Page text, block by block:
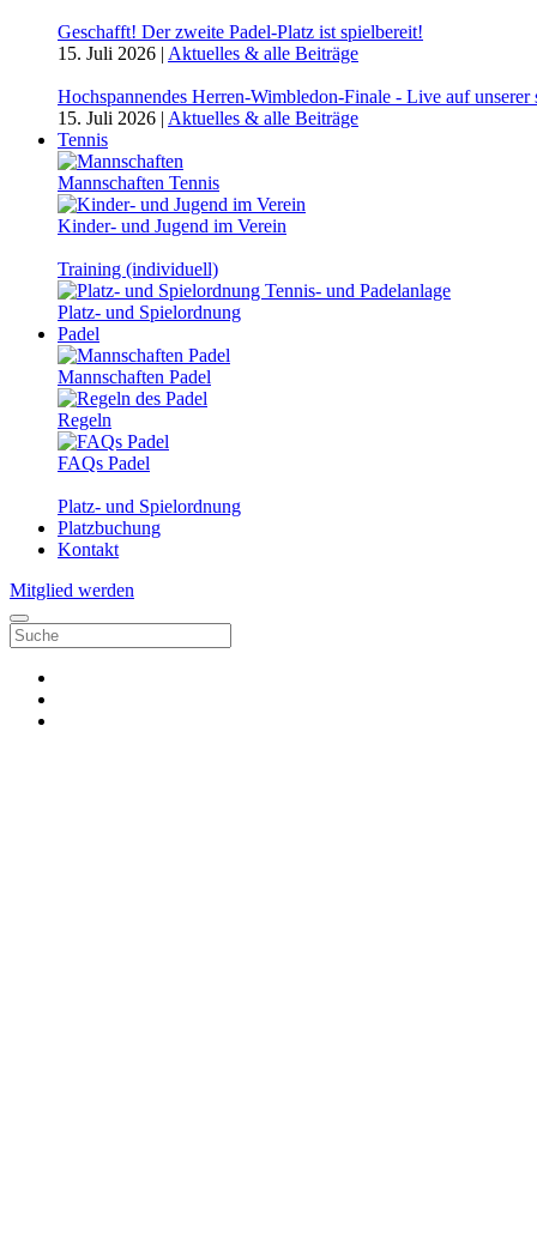
Geschafft! Der zweite Padel-Platz ist spielbereit!
15. Juli 2026 | Aktuelles & alle Beiträge
Hochspannendes Herren-Wimbledon-Finale - Live auf unserer
15. Juli 2026 | Aktuelles & alle Beiträge
Tennis
Mannschaften Tennis
Kinder- und Jugend im Verein
Training (individuell)
Platz- und Spielordnung
Padel
Mannschaften Padel
Regeln
FAQs Padel
Platz- und Spielordnung
Platzbuchung
Kontakt
Mitglied werden